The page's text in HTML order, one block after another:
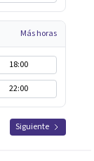
Más horas
18:00
22:00
Siguiente